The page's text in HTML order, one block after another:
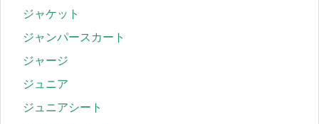
ジャケット
ジャンパースカート
ジャージ
ジュニア
ジュニアシート